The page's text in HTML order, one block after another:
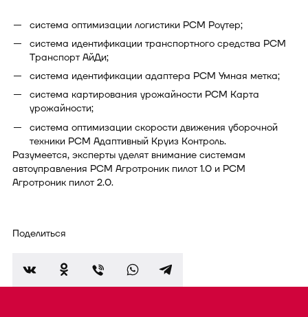
система оптимизации логистики РСМ Роутер;
система идентификации транспортного средства РСМ
Транспорт АйДи;
система идентификации адаптера РСМ Умная метка;
система картирования урожайности РСМ Карта
урожайности;
система оптимизации скорости движения уборочной
техники РСМ Адаптивный Круиз Контроль.
Разумеется, эксперты уделят внимание системам
автоуправления РСМ Агротроник пилот 1.0 и РСМ
Агротроник пилот 2.0.
Поделиться